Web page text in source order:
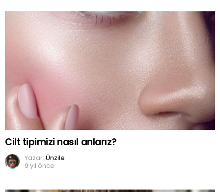
Cilt tipimizi nasıl anlarız?
Yazar: Ünzile
9 yıl önce